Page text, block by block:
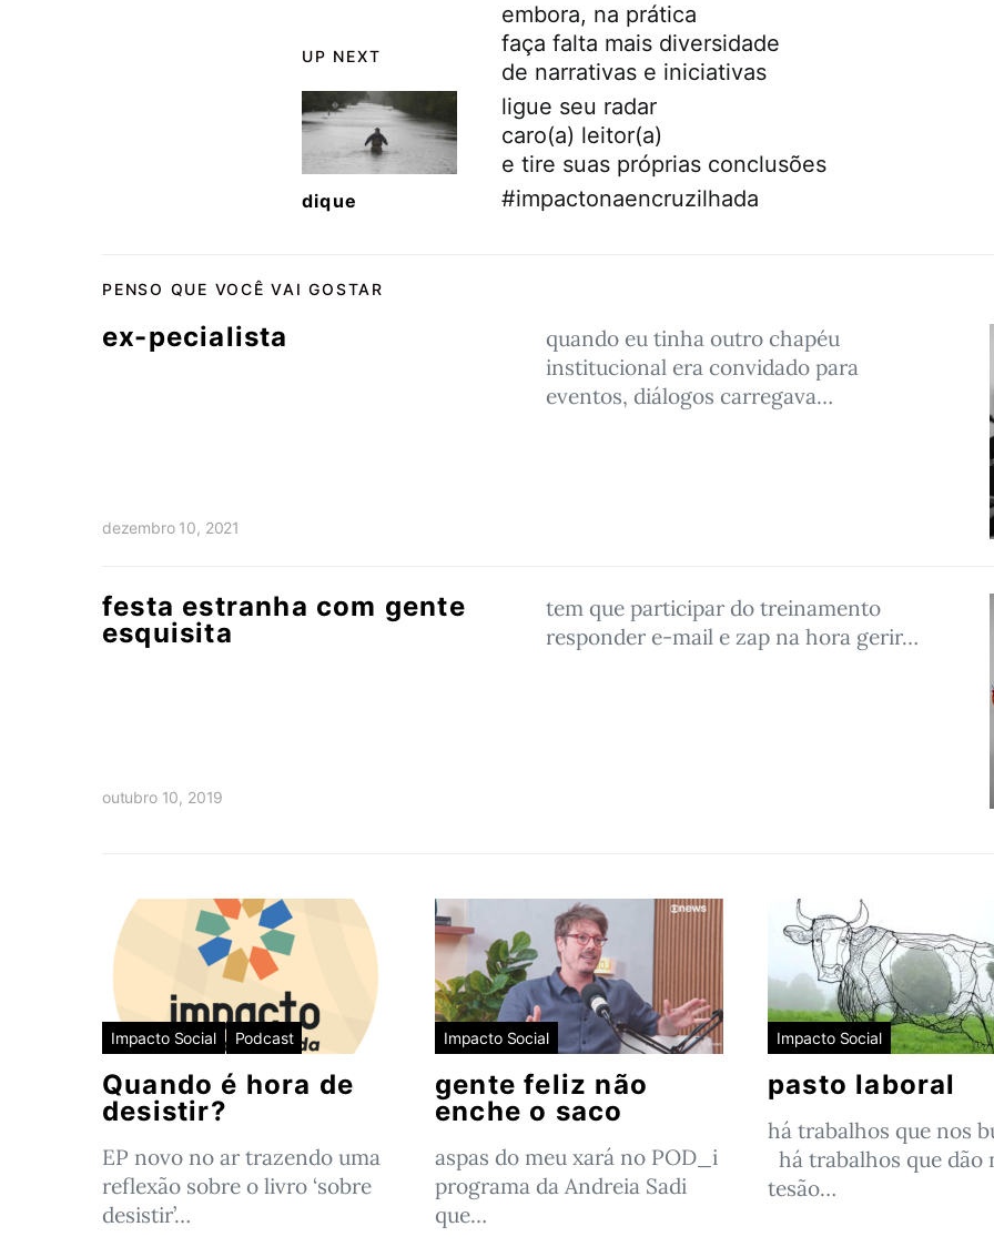
UP NEXT
dique
embora, na prática
faça falta mais diversidade
de narrativas e iniciativas
ligue seu radar
caro(a) leitor(a)
e tire suas próprias conclusões
#impactonaencruzilhada
PENSO QUE VOCÊ VAI GOSTAR
ex-pecialista
quando eu tinha outro chapéu
institucional era convidado para
eventos, diálogos carregava…
dezembro 10, 2021
festa estranha com gente
esquisita
tem que participar do treinamento
responder e-mail e zap na hora gerir…
outubro 10, 2019
Impacto Social Podcast
Quando é hora de
desistir?
EP novo no ar trazendo uma
reflexão sobre o livro ‘sobre
desistir’…
Impacto Social
gente feliz não
enche o saco
aspas do meu xará no POD_i
programa da Andreia Sadi
que…
Impacto Social
pasto laboral
há trabalhos que nos
há trabalhos que dão
tesão…